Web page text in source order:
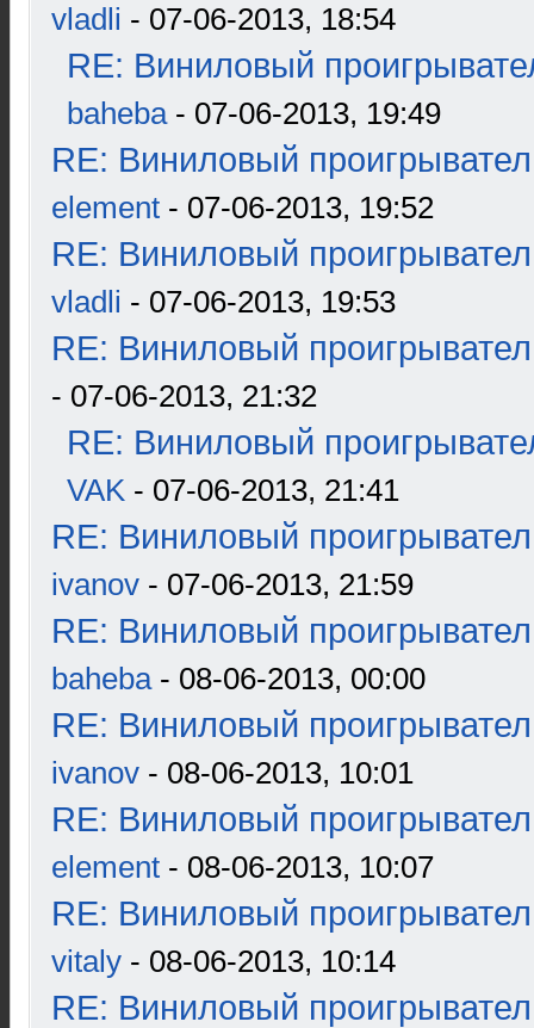
vladli - 07-06-2013, 18:54
RE: Виниловый
baheba- 07-06-2013, 19:49
RE: Виниловый
element - 07-06-2013, 19:52
RE: Виниловый
vladli - 07-06-2013, 19:53
RE: Виниловый
- 07-06-2013, 21:32
RE: Виниловый
VAK - 07-06-2013, 21:41
RE: Виниловый
ivanov - 07-06-2013, 21:59
RE: Виниловый
baheba- 08-06-2013, 00:00
RE: Виниловый
ivanov - 08-06-2013, 10:01
RE: Виниловый
element - 08-06-2013, 10:07
RE: Виниловый
vitaly - 08-06-2013, 10:14
RE: Виниловый